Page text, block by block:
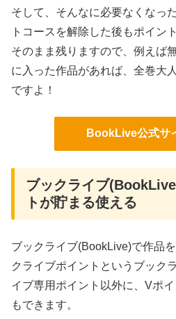
そして、そんなに必要なくなっ
トコースを解除した後もポイン
そのまま残りますので、例えば
に入った作品があれば、全巻大
ですよ！
BookLive公式サ
ブックライブ
トが貯まる使える
ブックライブ(BookLive)で作品
クライブポイントというブック
イブ専用ポイント以外に、Vポ
もできます。